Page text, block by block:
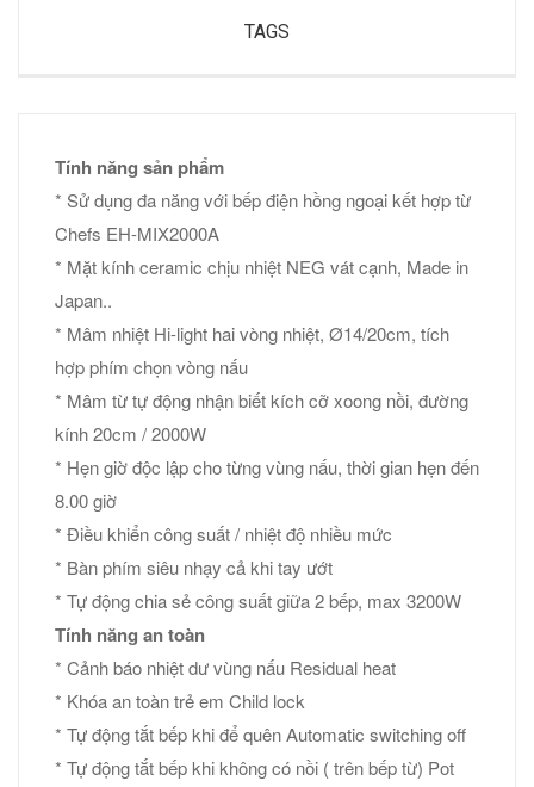
TAGS
Tính năng sản phẩm
* Sử dụng đa năng với bếp điện hồng ngoại kết hợp từ
Chefs EH-MIX2000A
* Mặt kính ceramic chịu nhiệt NEG vát cạnh, Made in
Japan..
* Mâm nhiệt Hi-light hai vòng nhiệt, Ø14/20cm, tích
hợp phím chọn vòng nấu
* Mâm từ tự động nhận biết kích cỡ xoong nồi, đường
kính 20cm / 2000W
* Hẹn giờ độc lập cho từng vùng nấu, thời gian hẹn đến
8.00 giờ
* Điều khiển công suất / nhiệt độ nhiều mức
* Bàn phím siêu nhạy cả khi tay ướt
* Tự động chia sẻ công suất giữa 2 bếp, max 3200W
Tính năng an toàn
* Cảnh báo nhiệt dư vùng nấu Residual heat
* Khóa an toàn trẻ em Child lock
* Tự động tắt bếp khi để quên Automatic switching off
* Tự động tắt bếp khi không có nồi ( trên bếp từ) Pot